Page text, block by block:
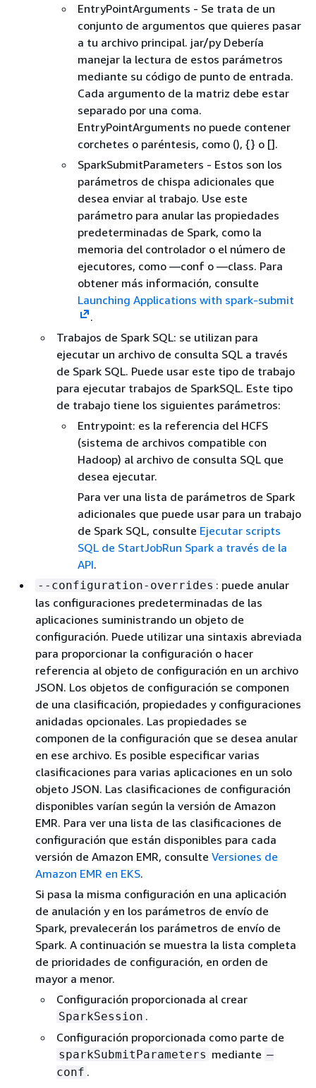
EntryPointArguments - Se trata de un
conjunto de argumentos que quieres pasar
a tu archivo principal. jar/py Debería
manejar la lectura de estos parámetros
mediante su código de punto de entrada.
Cada argumento de la matriz debe estar
separado por una coma.
EntryPointArguments no puede contener
corchetes o paréntesis, como (), {} o [].
SparkSubmitParameters - Estos son los
parámetros de chispa adicionales que
desea enviar al trabajo. Use este
parámetro para anular las propiedades
predeterminadas de Spark, como la
memoria del controlador o el número de
ejecutores, como —conf o —class. Para
obtener más información, consulte
Launching Applications with spark-submit
.
Trabajos de Spark SQL: se utilizan para
ejecutar un archivo de consulta SQL a través
de Spark SQL. Puede usar este tipo de trabajo
para ejecutar trabajos de SparkSQL. Este tipo
de trabajo tiene los siguientes parámetros:
Entrypoint: es la referencia del HCFS
(sistema de archivos compatible con
Hadoop) al archivo de consulta SQL que
desea ejecutar.
Para ver una lista de parámetros de Spark
adicionales que puede usar para un trabajo
de Spark SQL, consulte Ejecutar scripts
SQL de StartJobRun Spark a través de la
API.
--configuration-overrides : puede anular
las configuraciones predeterminadas de las
aplicaciones suministrando un objeto de
configuración. Puede utilizar una sintaxis abreviada
para proporcionar la configuración o hacer
referencia al objeto de configuración en un archivo
JSON. Los objetos de configuración se componen
de una clasificación, propiedades y configuraciones
anidadas opcionales. Las propiedades se
componen de la configuración que se desea anular
en ese archivo. Es posible especificar varias
clasificaciones para varias aplicaciones en un solo
objeto JSON. Las clasificaciones de configuración
disponibles varían según la versión de Amazon
EMR. Para ver una lista de las clasificaciones de
configuración que están disponibles para cada
versión de Amazon EMR, consulte Versiones de
Amazon EMR en EKS.
Si pasa la misma configuración en una aplicación
de anulación y en los parámetros de envío de
Spark, prevalecerán los parámetros de envío de
Spark. A continuación se muestra la lista completa
de prioridades de configuración, en orden de
mayor a menor.
Configuración proporcionada al crear
SparkSession .
Configuración proporcionada como parte de
sparkSubmitParameters mediante —
conf .